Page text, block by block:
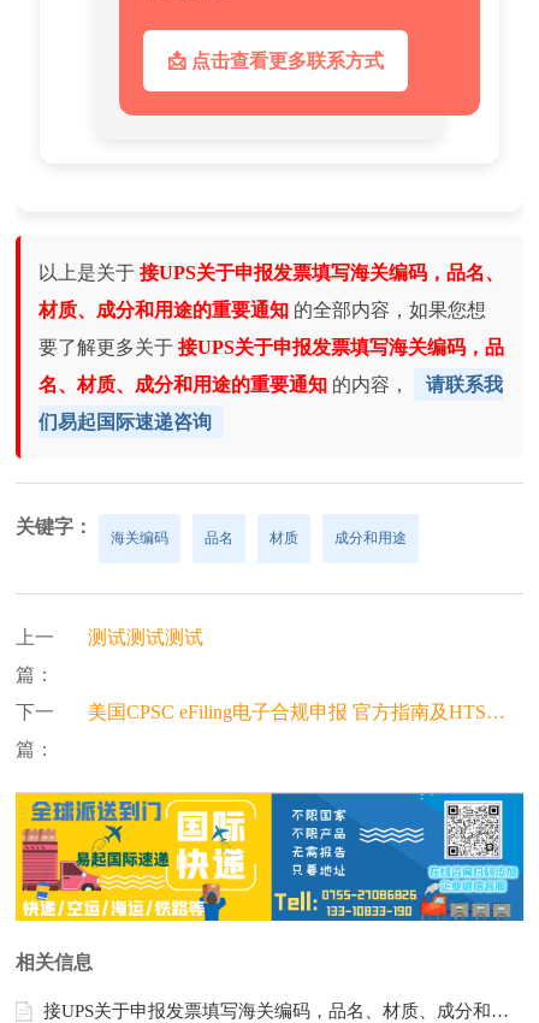
📩 点击查看更多联系方式
以上是关于接UPS关于申报发票填写海关编码，品名、
材质、成分和用途的重要通知 的全部内容，如果您想
要了解更多关于接UPS关于申报发票填写海关编码，品
名、材质、成分和用途的重要通知 的内容，
请联系我
们易起国际速递咨询
关键字：
海关编码 品名 材质 成分和用途
上一
篇：
测试测试测试
下一
篇：
美国CPSC eFiling电子合规申报 官方指南及HTS编码清单
相关信息
接UPS关于申报发票填写海关编码，品名、材质、成分和用途的重要通知